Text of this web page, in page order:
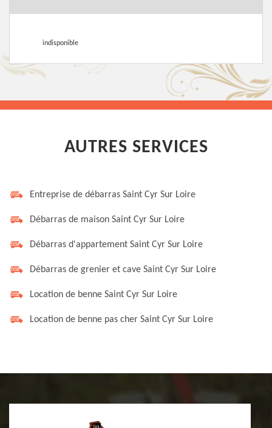
indisponible
AUTRES SERVICES
Entreprise de débarras Saint Cyr Sur Loire
Débarras de maison Saint Cyr Sur Loire
Débarras d'appartement Saint Cyr Sur Loire
Débarras de grenier et cave Saint Cyr Sur Loire
Location de benne Saint Cyr Sur Loire
Location de benne pas cher Saint Cyr Sur Loire